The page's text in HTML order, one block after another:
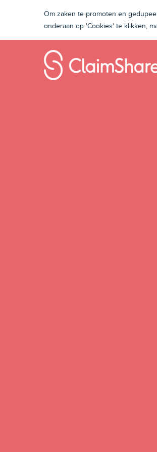
Om zaken te promoten en
onderaan op 'Cookies' te klikken,